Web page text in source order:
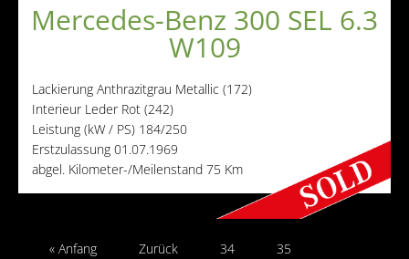
Mercedes-Benz 300 SEL 6.3
W109
Lackierung Anthrazitgrau Metallic (172)
Interieur Leder Rot (242)
Leistung (kW / PS) 184/250
Erstzulassung 01.07.1969
abgel. Kilometer-/Meilenstand 75 Km
« Anfang Zurück 34
35